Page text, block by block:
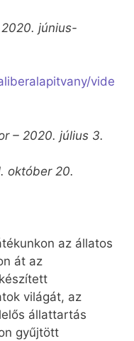
június-
vide
– 2020. július 3.
október 20.
az állatos
át az
világát, az
állattartás
gyűjtött